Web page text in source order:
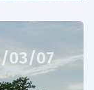
03/07